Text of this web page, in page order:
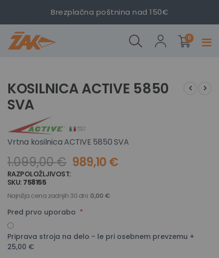
Brezplačna poštnina nad 150€
0izdelki
na
konec
galerije
slik
KOSILNICA
ACTIVE
na
začetek
galerije
slik
KOSILNICA ACTIVE 5850
SVA
Vrtna kosilnica ACTIVE 5850 SVA
1.099,00 € 989,10 €
RAZPOLOŽLJIVOST:
SKU 758155
Najnižja cena zadnjih 30 dni: 0,00 €
Pred prvo uporabo
Priprava stroja na delo - le pri osebnem prevzemu +
25,00 €